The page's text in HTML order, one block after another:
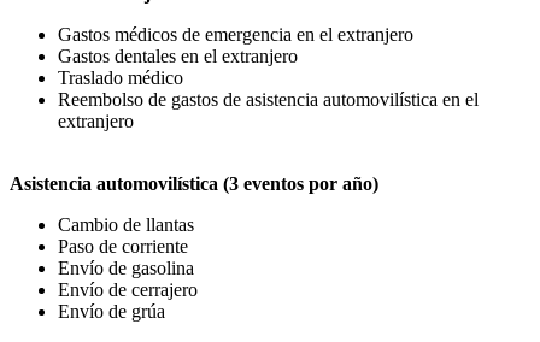
Gastos médicos de emergencia en el extranjero
Gastos dentales en el extranjero
Traslado médico
Reembolso de gastos de asistencia automovilística en el
extranjero
Asistencia automovilística (3 eventos por año)
Cambio de llantas
Paso de corriente
Envío de gasolina
Envío de cerrajero
Envío de grúa